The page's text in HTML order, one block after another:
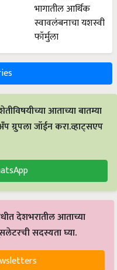
आताच्या बातम्या
ग्रुपला जॉईन करा.व्हाट्सएप
देशभरातील आताच्या
सदस्यता घ्या.